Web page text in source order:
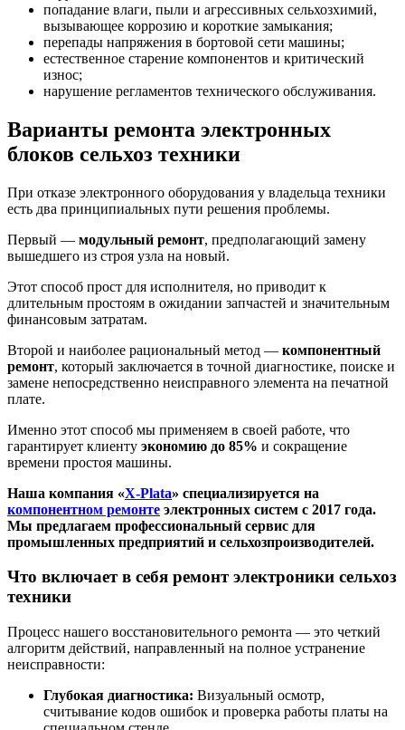
попадание влаги, пыли и агрессивных сельхозхимий,
вызывающее коррозию и короткие замыкания;
перепады напряжения в бортовой сети машины;
естественное старение компонентов и критический
износ;
нарушение регламентов технического обслуживания.
Варианты ремонта электронных
блоков сельхоз техники
При отказе электронного оборудования у владельца техники
есть два принципиальных пути решения проблемы.
Первый — модульный ремонт, предполагающий замену
вышедшего из строя узла на новый.
Этот способ прост для исполнителя, но приводит к
длительным простоям в ожидании запчастей и значительным
финансовым затратам.
Второй и наиболее рациональный метод — компонентный
ремонт, который заключается в точной диагностике, поиске и
замене непосредственно неисправного элемента на печатной
плате.
Именно этот способ мы применяем в своей работе, что
гарантирует клиенту экономию до 85% и сокращение
времени простоя машины.
Наша компания «X-Plata» специализируется на
компонентном ремонте электронных систем с 2017 года.
Мы предлагаем профессиональный сервис для
промышленных предприятий и сельхозпроизводителей.
Что включает в себя ремонт электроники сельхоз
техники
Процесс нашего восстановительного ремонта — это четкий
алгоритм действий, направленный на полное устранение
неисправности:
Глубокая диагностика: Визуальный осмотр,
считывание кодов ошибок и проверка работы платы на